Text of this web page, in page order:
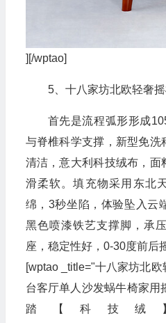
][/wptao]
5、十八家坊北欧轻奢
首先是流程弧形形成
与脊椎科学支撑，新型免洗
清洁，意大利科技绒布，面
滑柔软。填充物采用东北
绵，3秒坐陷，体验坠入云
黑色喷漆铁艺支撑脚，承
座，稳定性好，0-30度前后
[wptao _title="十八家坊北
台客厅单人沙发蜗牛椅家用
踏【科技绒】"